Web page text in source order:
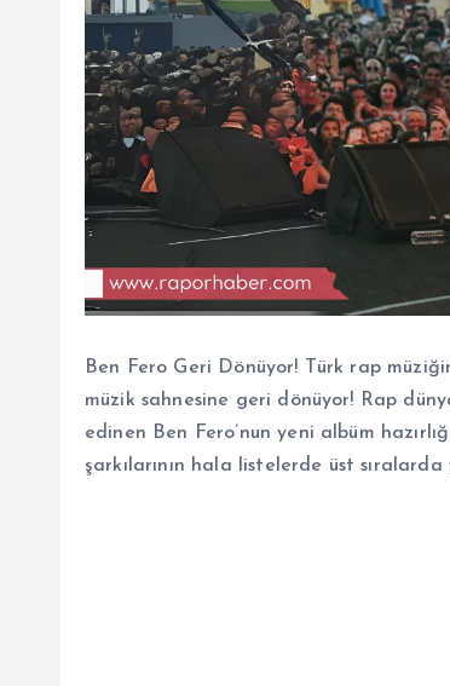
Ben Fero Geri Dönüyor! Türk rap
müzik sahnesine geri dönüyor! Rap
edinen Ben Fero’nun yeni albüm
şarkılarının hala listelerde üst